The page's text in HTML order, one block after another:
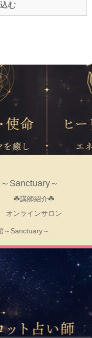
む
Sanctuary～
☘️講師紹介☘️
オンラインサロン
Sanctuary～.